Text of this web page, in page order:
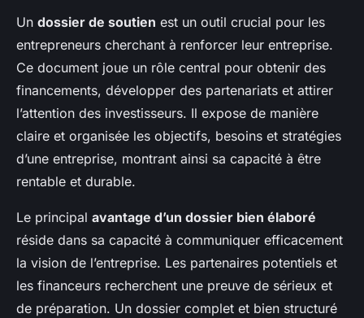
Un dossier de soutien est un outil crucial pour les
entrepreneurs cherchant à renforcer leur entreprise.
Ce document joue un rôle central pour obtenir des
financements, développer des partenariats et attirer
l’attention des investisseurs. Il expose de manière
claire et organisée les objectifs, besoins et stratégies
d’une entreprise, montrant ainsi sa capacité à être
rentable et durable.
Le principal avantage d’un dossier bien élaboré
réside dans sa capacité à communiquer efficacement
la vision de l’entreprise. Les partenaires potentiels et
les financeurs recherchent une preuve de sérieux et
de préparation. Un dossier complet et bien structuré